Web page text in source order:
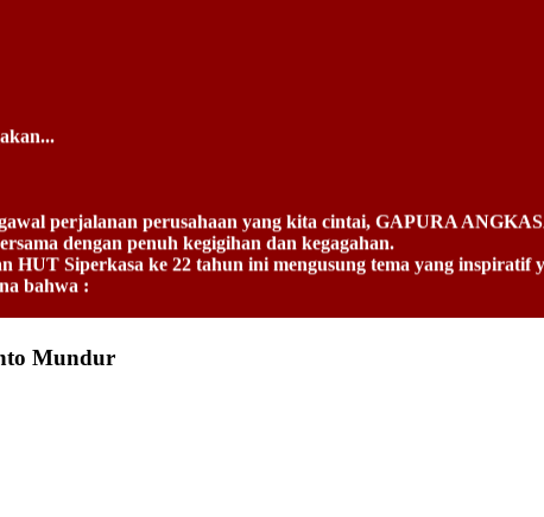
dengan penuh kegigihan dan kegagahan.
HUT Siperkasa ke 22 tahun ini mengusung tema yang
bahwa :
sangat serius untuk bangkit.
Mundur